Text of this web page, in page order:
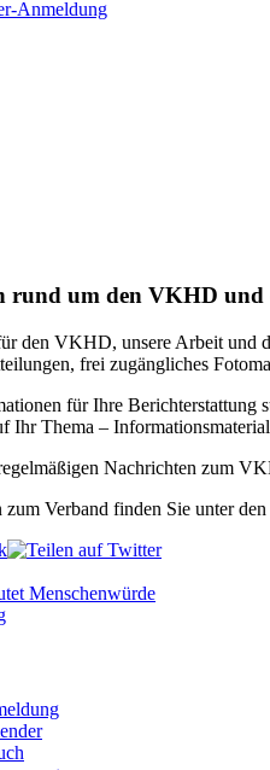
Anmeldung
rund um den VKHD und
den VKHD, unsere Arbeit und
frei zugängliches
für Ihre Berichterstattung
Ihr Thema –
Nachrichten zum
Verband finden Sie unter